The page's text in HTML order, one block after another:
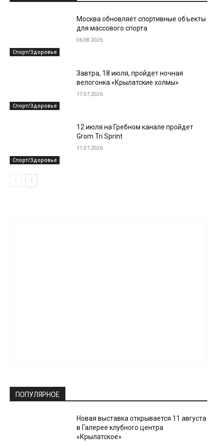
Спорт/Здоровье
Москва обновляет спортивные объекты
для массового спорта
06.08.2026
Спорт/Здоровье
Завтра, 18 июля, пройдет ночная
велогонка «Крылатские холмы»
17.07.2026
Спорт/Здоровье
12 июля на Гребном канале пройдет
Grom Tri Sprint
11.07.2026
ПОПУЛЯРНОЕ
Новая выставка открывается 11 августа
в Галерее клубного центра
«Крылатское»